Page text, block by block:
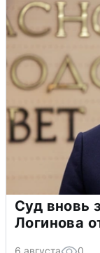
Суд вновь
Логинова
6 августа 0